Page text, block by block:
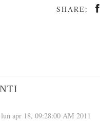
SHARE:
lun apr 18, 09:28:00 AM 2011